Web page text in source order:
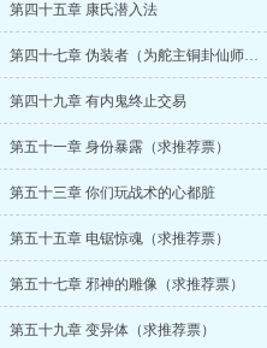
第四十五章 康氏潜入法
第四十七章 伪装者（为舵主铜卦仙师加更）
第四十九章 有内鬼终止交易
第五十一章 身份暴露（求推荐票）
第五十三章 你们玩战术的心都脏
第五十五章 电锯惊魂（求推荐票）
第五十七章 邪神的雕像（求推荐票）
第五十九章 变异体（求推荐票）